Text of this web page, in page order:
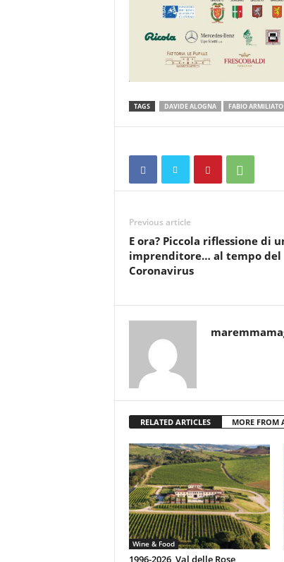
TAGS DAVIDE ALOGNA FABIO ARMILIATO
Previous article
E ora? Piccola riflessione di
imprenditore… al tempo del
Coronavirus
RELATED ARTICLES MORE FROM
Wine & Food
1996-2026, Val delle Rose